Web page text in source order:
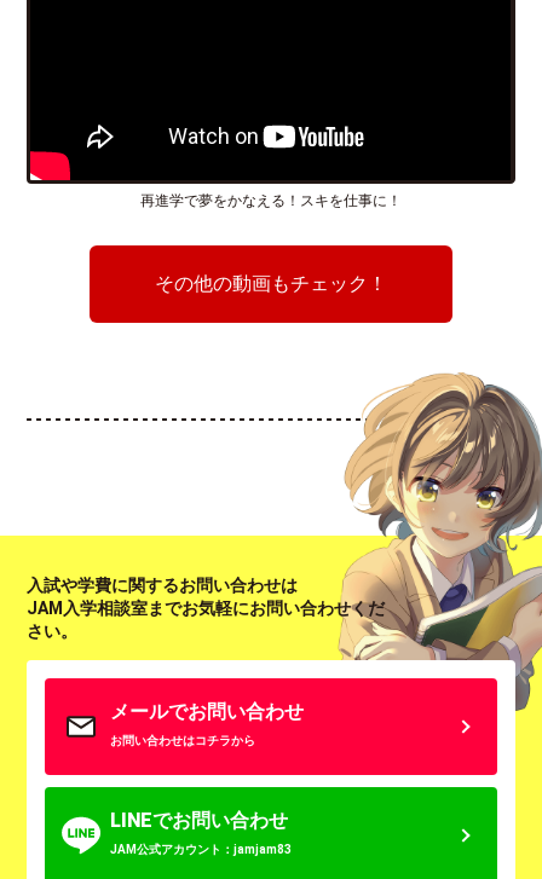
再進学で夢をかなえる！スキを仕事に！
その他の動画もチェック！
入試や学費に関するお問い合わせは
JAM入学相談室までお気軽にお問い合わせくだ
さい。
メールでお問い合わせ
お問い合わせはコチラから
LINEでお問い合わせ
JAM公式アカウント：jamjam83